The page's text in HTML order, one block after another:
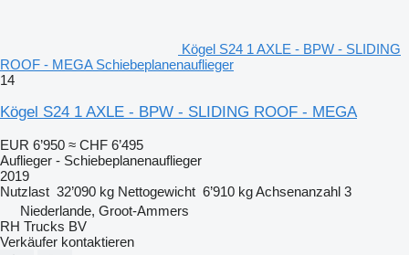
Kögel S24 1 AXLE - BPW - SLIDING
ROOF - MEGA Schiebeplanenauflieger
14
Kögel S24 1 AXLE - BPW - SLIDING ROOF - MEGA
EUR 6’950 ≈ CHF 6’495
Auflieger - Schiebeplanenauflieger
2019
Nutzlast 32’090 kg Nettogewicht 6’910 kgAchsenanzahl 3
Niederlande, Groot-Ammers
RH Trucks BV
Verkäufer kontaktieren